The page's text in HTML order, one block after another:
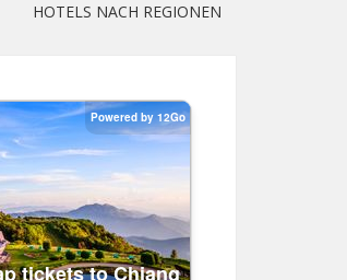
HOTELS NACH REGIONEN